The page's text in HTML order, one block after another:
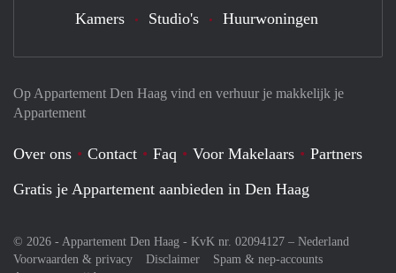
Op Appartement Den Haag vind en verhuur je makkelijk je
Appartement
Over ons Contact Faq Voor Makelaars
Partners
Gratis je Appartement aanbieden in Den Haag
© 2026 - Appartement Den Haag - KvK nr. 02094127 – Nederland
Voorwaarden & privacy
Disclaimer
Spam & nep-accounts
Kamers Studio's Huurwoningen